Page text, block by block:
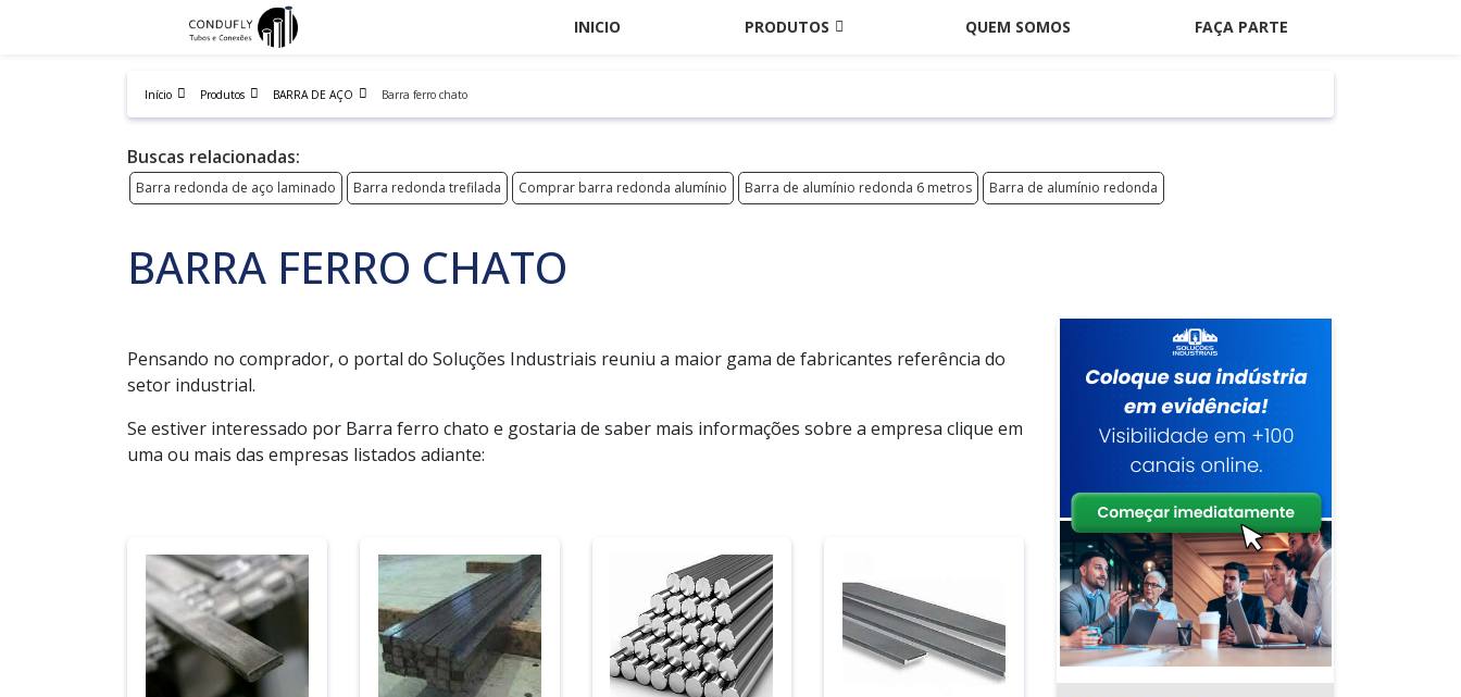
INICIO PRODUTOS QUEM SOMOS FAÇA PARTE
Início Produtos BARRA DE AÇO Barra ferro chato
Buscas relacionadas:
Barra redonda de aço laminado Barra redonda trefilada Comprar barra redonda alumínio Barra de alumínio redonda 6 metros Barra de alumínio redonda
BARRA FERRO CHATO
Pensando no comprador, o portal do Soluções Industriais reuniu a maior gama de fabricantes referência do
setor industrial.
Se estiver interessado por Barra ferro chato e gostaria de saber mais informações sobre a empresa clique em
uma ou mais das empresas listados adiante: